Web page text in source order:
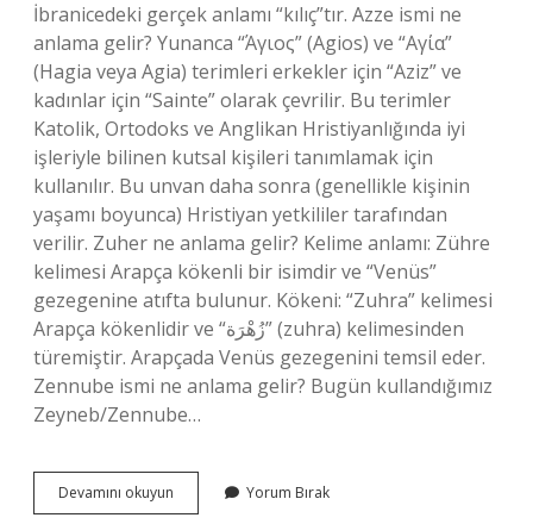
İbranicedeki gerçek anlamı “kılıç”tır. Azze ismi ne
anlama gelir? Yunanca “Άγιος” (Agios) ve “Αγία”
(Hagia veya Agia) terimleri erkekler için “Aziz” ve
kadınlar için “Sainte” olarak çevrilir. Bu terimler
Katolik, Ortodoks ve Anglikan Hristiyanlığında iyi
işleriyle bilinen kutsal kişileri tanımlamak için
kullanılır. Bu unvan daha sonra (genellikle kişinin
yaşamı boyunca) Hristiyan yetkililer tarafından
verilir. Zuher ne anlama gelir? Kelime anlamı: Zühre
kelimesi Arapça kökenli bir isimdir ve “Venüs”
gezegenine atıfta bulunur. Kökeni: “Zuhra” kelimesi
Arapça kökenlidir ve “زُهْرَة” (zuhra) kelimesinden
türemiştir. Arapçada Venüs gezegenini temsil eder.
Zennube ismi ne anlama gelir? Bugün kullandığımız
Zeyneb/Zennube…
Devamını okuyun
Ne
Yorum Bırak